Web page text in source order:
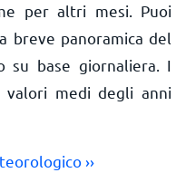
per altri mesi. Puoi
breve panoramica del
su base giornaliera. I
medi degli anni
››